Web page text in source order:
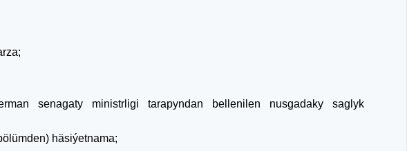
senagaty ministrligi tarapyndan bellenilen nusgadaky saglyk
häsiýetnama;